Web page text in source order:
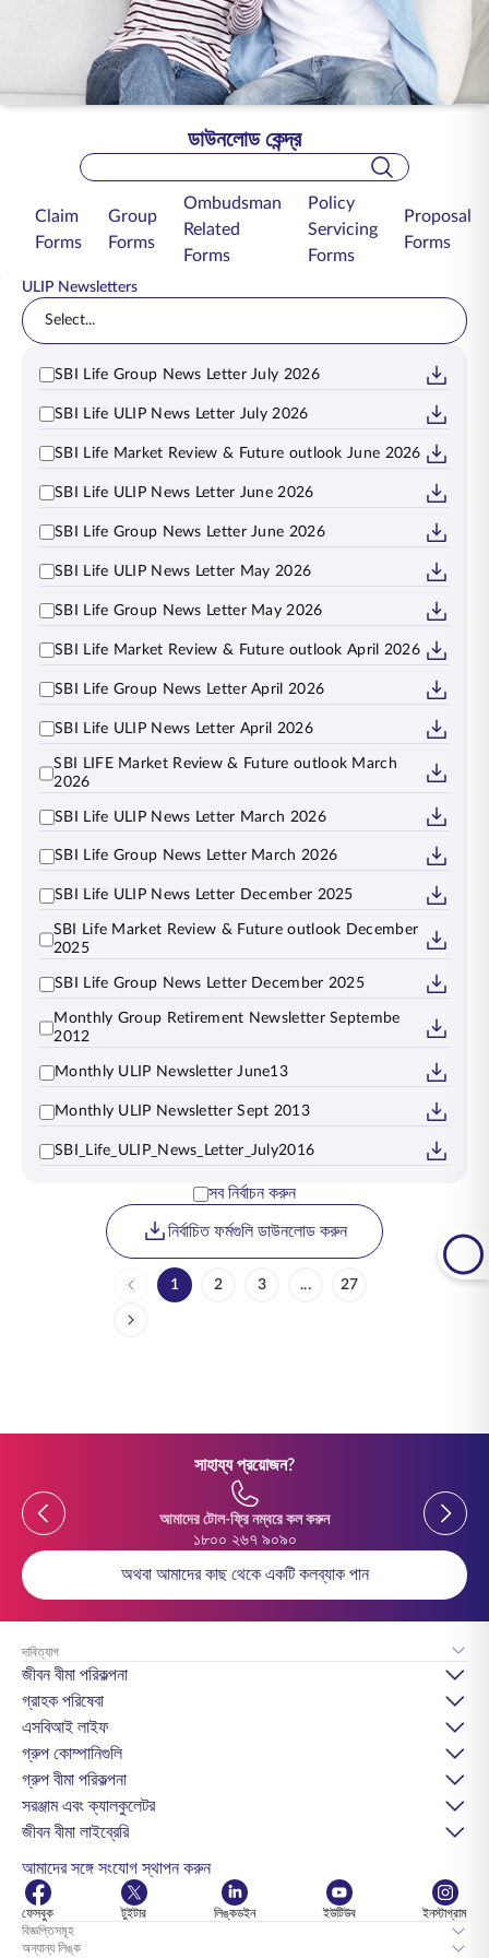
অনলাইনে কিনুন প্রিমিয়াম পরিশোধ করুন
ডাউনলোড কেন্দ্র
Search Bar
Claim
Forms
Group
Forms
Ombudsman
Related
Forms
Policy
Servicing
Forms
Proposal
Forms
ULIP Newsletters
Select...
SBI Life Group News Letter July 2026
SBI Life ULIP News Letter July 2026
SBI Life Market Review & Future outlook June 2026
SBI Life ULIP News Letter June 2026
SBI Life Group News Letter June 2026
SBI Life ULIP News Letter May 2026
SBI Life Group News Letter May 2026
SBI Life Market Review & Future outlook April 2026
SBI Life Group News Letter April 2026
SBI Life ULIP News Letter April 2026
SBI LIFE Market Review & Future outlook March
2026
SBI Life ULIP News Letter March 2026
SBI Life Group News Letter March 2026
SBI Life ULIP News Letter December 2025
SBI Life Market Review & Future outlook December
2025
SBI Life Group News Letter December 2025
Monthly Group Retirement Newsletter Septembe
2012
Monthly ULIP Newsletter June13
Monthly ULIP Newsletter Sept 2013
SBI_Life_ULIP_News_Letter_July2016
নির্বাচিত ফর্মগুলি ডাউনলোড করুন
সব নির্বাচন করুন
Page
1 Page
2 Page
3 ...Intermediate Pages Use
Page
27
সাহায্য প্রয়োজন?
Previous
আমাদের টোল-ফ্রি নম্বরে কল করুন
১৮০০ ২৬৭ ৯০৯০
Previous
অথবা আমাদের কাছ থেকে একটি কলব্যাক পান
দাবিত্যাগ
জীবন বীমা পরিকল্পনা
গ্রাহক পরিষেবা
এসবিআই লাইফ
গ্রুপ কোম্পানিগুলি
গ্রুপ বীমা পরিকল্পনা
সরঞ্জাম এবং ক্যালকুলেটর
জীবন বীমা লাইব্রেরি
আমাদের সঙ্গে সংযোগ স্থাপন করুন
ফেসবুক টুইটার লিঙ্কডইন ইউটিউব
ইনস্টাগ্রাম
বিজ্ঞপ্তিসমূহ
অন্যান্য লিঙ্ক